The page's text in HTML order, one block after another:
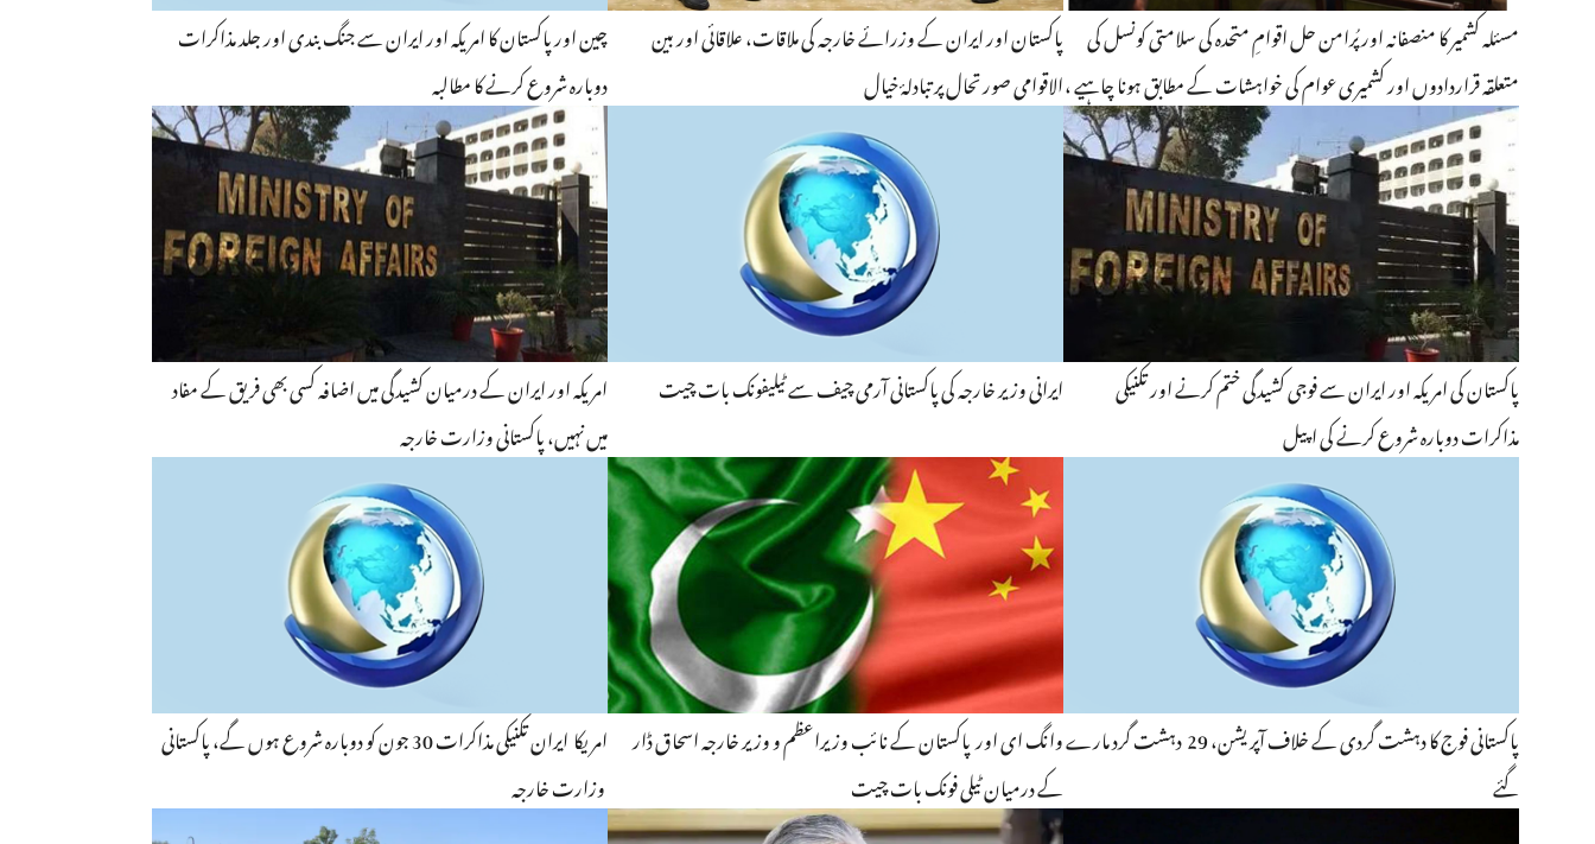
مسئلہ کشمیر کا منصفانہ اور پُرامن حل اقوامِ متحدہ کی سلامتی کونسل کی
متعلقہ قراردادوں اور کشمیری عوام کی خواہشات کے مطابق ہونا چاہیے ،
چینی ماہرین
پاکستان اور ایران کے وزرائے خارجہ کی ملاقات، علاقائی اور بین
الاقوامی صورتحال پر تبادلۂ خیال
چین اور پاکستان کا امریکہ اور ایران سے جنگ بندی اور جلد مذاکرات
دوبارہ شروع کرنے کا مطالبہ
پاکستان کی امریکہ اور ایران سے فوجی کشیدگی ختم کرنے اور تکنیکی
مذاکرات دوبارہ شروع کرنے کی اپیل
ایرانی وزیر خارجہ کی پاکستانی آرمی چیف سے ٹیلیفونک بات چیت
امریکہ اور ایران کے درمیان کشیدگی میں اضافہ کسی بھی فریق کے مفاد
میں نہیں، پاکستانی وزارت خارجہ
پاکستانی فوج کا دہشت گردی کے خلاف آپریشن، 29 دہشت گرد مارے
گئے
وانگ ای اور پاکستان کے نائب وزیراعظم و وزیر خارجہ اسحاق ڈار
کے درمیان ٹیلی فونک بات چیت
امریکا ایران تکنیکی مذاکرات 30 جون کو دوبارہ شروع ہوں گے، پاکستانی
وزارت خارجہ